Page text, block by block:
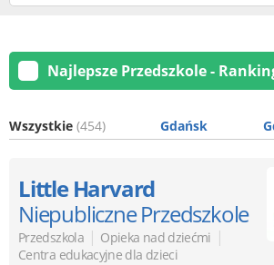
Najlepsze Przedszkole -
Wszystkie (454) Gdańsk
Little Harvard
Niepubliczne Przedszkole
Przedszkola | Opieka nad dziećmi |
Centra edukacyjne dla dzieci